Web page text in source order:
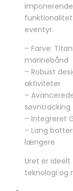
eventyr.
– Farve:
marinebånd
– Robust
aktiviteter
–
søvntracking
– Integreret
– Lang
længere
Uret er
teknologi og